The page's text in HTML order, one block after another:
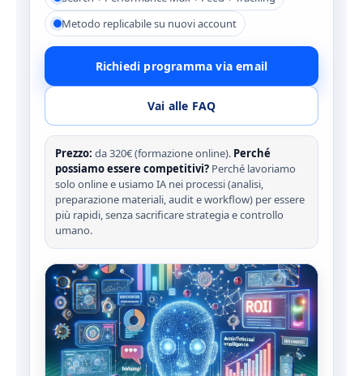
Metodo replicabile su nuovi account
Richiedi programma via email
Vai alle FAQ
Prezzo: da 320€ (formazione online). Perché
possiamo essere competitivi? Perché lavoriamo
solo online e usiamo IA nei processi (analisi,
preparazione materiali, audit e workflow) per essere
più rapidi, senza sacrificare strategia e controllo
umano.